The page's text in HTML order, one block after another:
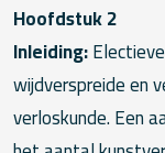
Hoofdstuk 2
Inleiding:
wijdverspreide en
verloskunde. Een